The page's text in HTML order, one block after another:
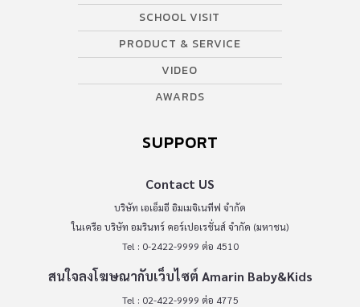
SCHOOL VISIT
PRODUCT & SERVICE
VIDEO
AWARDS
SUPPORT
Contact US
บริษัท เอเอ็มอี อิมเมจิเนทีฟ จำกัด
ในเครือ บริษัท อมรินทร์ คอร์เปอเรชั่นส์ จำกัด (มหาชน)
Tel : 0-2422-9999 ต่อ 4510
สนใจลงโฆษณากับเว็บไซต์ Amarin Baby&Kids
Tel : 02-422-9999 ต่อ 4775